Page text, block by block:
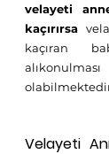
velayeti
kaçırırsa
kaçıran
Velayeti